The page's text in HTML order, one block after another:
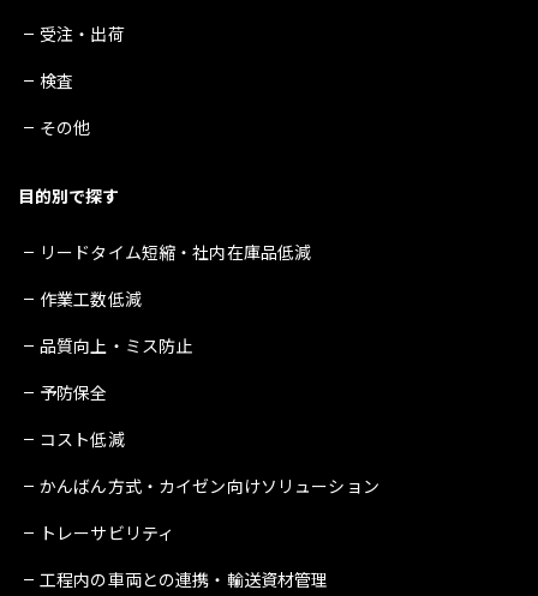
受注・出荷
検査
その他
目的別で探す
リードタイム短縮・社内在庫品低減
作業工数低減
品質向上・ミス防止
予防保全
コスト低減
かんばん方式・カイゼン向けソリューション
トレーサビリティ
工程内の車両との連携・輸送資材管理